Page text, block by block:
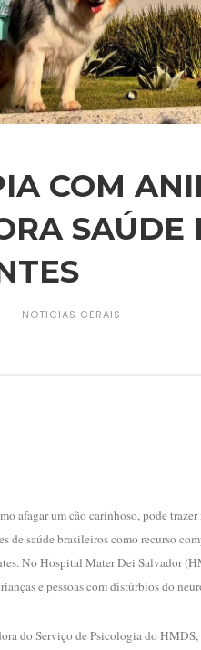
COM
SAÚDE
NOTICIAS GERAIS
afagar um cão carinhoso, pode
de saúde brasileiros como recurso
No Hospital Mater Dei Salvador
e pessoas com distúrbios do
do Serviço de Psicologia do